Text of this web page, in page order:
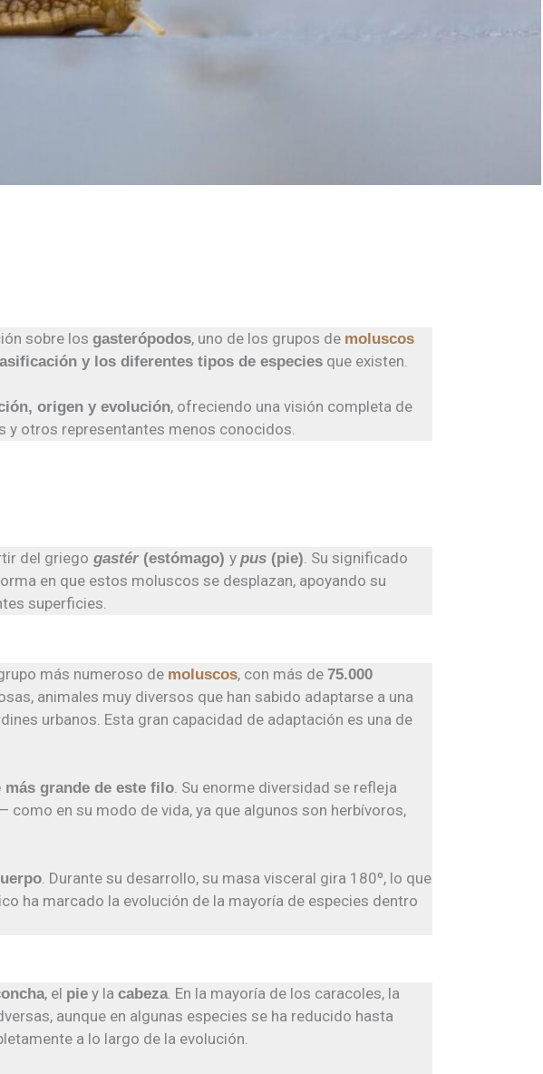
sobre los gasterópodos, uno de los grupos de moluscos
y los diferentes tipos de especies que existen.
origen y evolución, ofreciendo una visión completa de
y otros representantes menos conocidos.
del griego gastér(estómago) y pus (pie). Su significado
en que estos moluscos se desplazan, apoyando su
superficies.
más numeroso de moluscos, con más de 75.000
animales muy diversos que han sabido adaptarse a una
urbanos. Esta gran capacidad de adaptación es una de
más grande de este filo . Su enorme diversidad se refleja
en su modo de vida, ya que algunos son herbívoros,
. Durante su desarrollo, su masa visceral gira 180º, lo que
ha marcado la evolución de la mayoría de especies dentro
, el pie y la cabeza. En la mayoría de los caracoles, la
aunque en algunas especies se ha reducido hasta
a lo largo de la evolución.